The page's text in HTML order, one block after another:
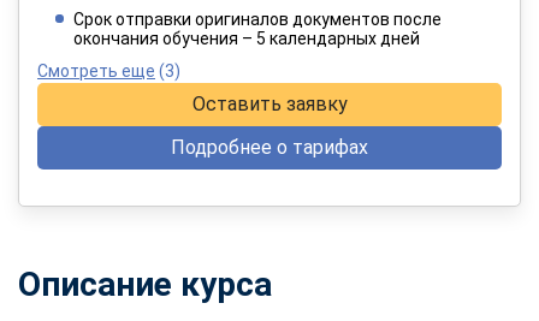
При оплате в рассрочку на 12 месяцев
Срок отправки оригиналов документов после
окончания обучения – 5 календарных дней
Смотреть еще (3)
Оставить заявку
Подробнее о тарифах
Описание курса